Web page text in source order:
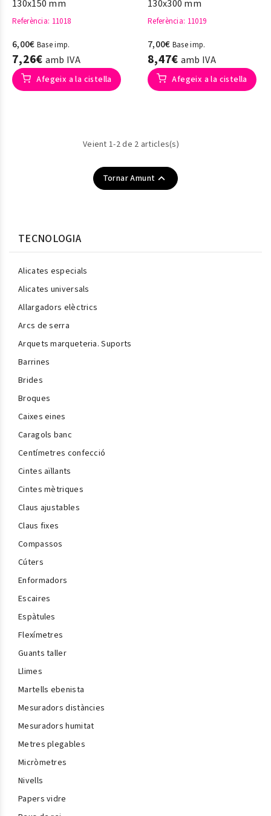
130x150 mm
Referència: 11018
6,00€ Base imp.
7,26€ amb IVA
Afegeix a la cistella
130x300 mm
Referència: 11019
7,00€ Base imp.
8,47€ amb IVA
Afegeix a la cistella
Veient 1-2 de 2 articles(s)
Tornar Amunt 
TECNOLOGIA
Alicates especials
Alicates universals
Allargadors elèctrics
Arcs de serra
Arquets marqueteria. Suports
Barrines
Brides
Broques
Caixes eines
Caragols banc
Centímetres confecció
Cintes aïllants
Cintes mètriques
Claus ajustables
Claus fixes
Compassos
Cúters
Enformadors
Escaires
Espàtules
Flexímetres
Guants taller
Llimes
Martells ebenista
Mesuradors distàncies
Mesuradors humitat
Metres plegables
Micròmetres
Nivells
Papers vidre